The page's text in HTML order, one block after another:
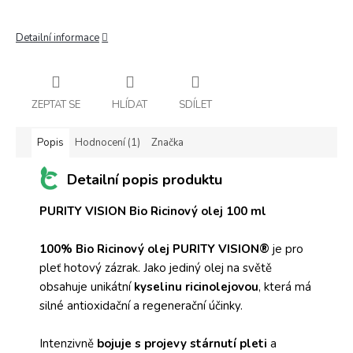
Detailní informace
ZEPTAT SE HLÍDAT SDÍLET
Popis Hodnocení (1) Značka
Detailní popis produktu
PURITY VISION Bio Ricinový olej 100 ml
100% Bio Ricinový olej PURITY VISION® je pro
pleť hotový zázrak. Jako jediný olej na světě
obsahuje unikátní kyselinu ricinolejovou, která má
silné antioxidační a regenerační účinky.
Intenzivně bojuje s projevy stárnutí pleti a